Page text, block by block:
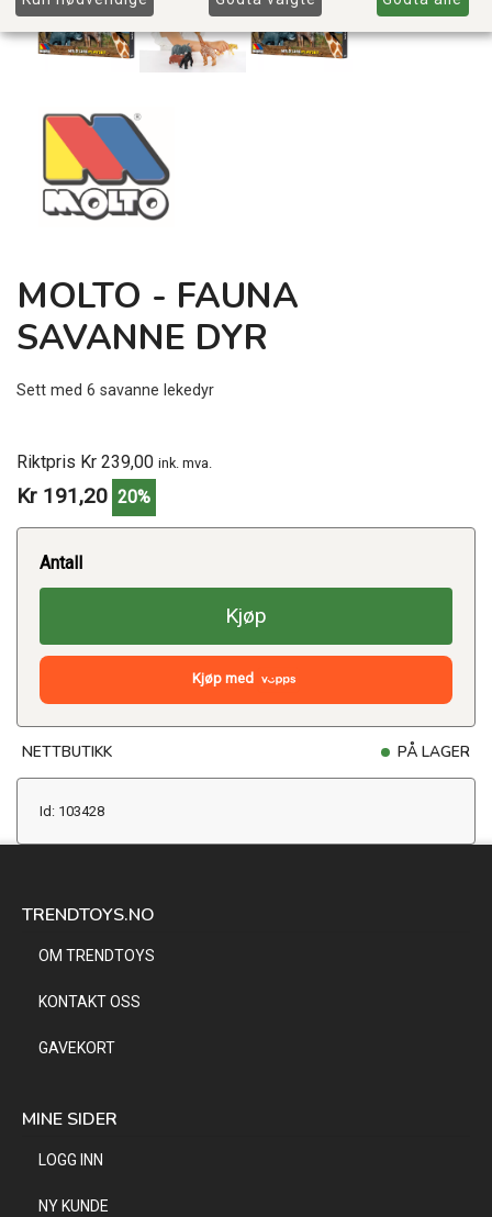
MOLTO - FAUNA
SAVANNE DYR
Sett med 6 savanne lekedyr
Riktpris Kr 239,00 ink. mva.
Kr 191,20 20%
Antall
Kjøp
Kjøp med
NETTBUTIKK PÅ LAGER
Id: 103428
TRENDTOYS.NO
OM TRENDTOYS
KONTAKT OSS
GAVEKORT
MINE SIDER
LOGG INN
NY KUNDE